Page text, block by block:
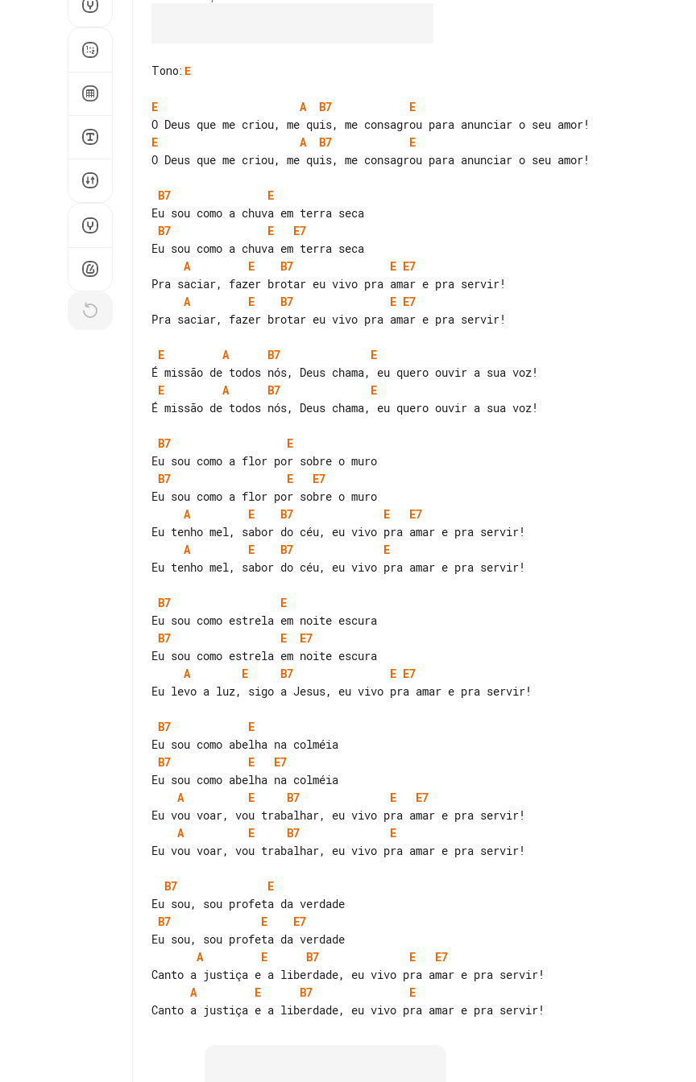
Tono: E
E A B7
E
E
A B7
E
O Deus que me criou, me quis, me consagrou para anunciar o seu amor!
B7
E
B7
E
E7
A
E B7 E E7
A
E B7 E E7
Pra saciar, fazer brotar eu vivo pra amar e pra servir!
E A B7
E
E
A B7
E
É missão de todos nós, Deus chama, eu quero ouvir a sua voz!
B7
E
B7
E
E7
A
E B7 E
E7
A
E B7
E
Eu tenho mel, sabor do céu, eu vivo pra amar e pra servir!
B7
E
B7
E
E7
A
E B7 E E7
Eu levo a luz, sigo a Jesus, eu vivo pra amar e pra servir!
B7
E
B7
E
E7
A
E B7 E
E7
A
E B7
E
Eu vou voar, vou trabalhar, eu vivo pra amar e pra servir!
B7
E
B7
E
E7
A
E B7 E
E7
A
E B7
E